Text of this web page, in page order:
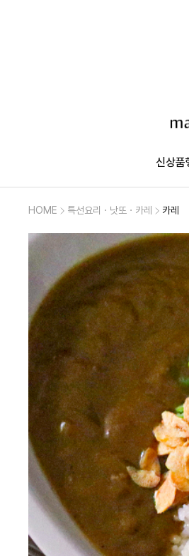
신상품
HOME 특선요리ㆍ낫또ㆍ카레 카레